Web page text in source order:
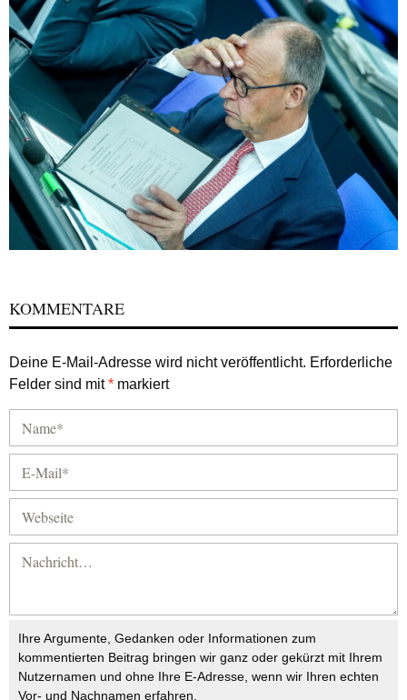
KOMMENTARE
Deine E-Mail-Adresse wird nicht veröffentlicht. Erforderliche
Felder sind mit* markiert
Ihre Argumente, Gedanken oder Informationen zum
kommentierten Beitrag bringen wir ganz oder gekürzt mit Ihrem
Nutzernamen und ohne Ihre E-Adresse, wenn wir Ihren echten
Vor- und Nachnamen erfahren.